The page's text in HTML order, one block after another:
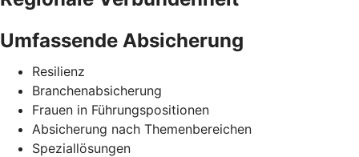
Umfassende Absicherung
Resilienz
Branchenabsicherung
Frauen in Führungspositionen
Absicherung nach Themenbereichen
Speziallösungen